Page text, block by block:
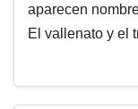
aparecen
El vallenato y el